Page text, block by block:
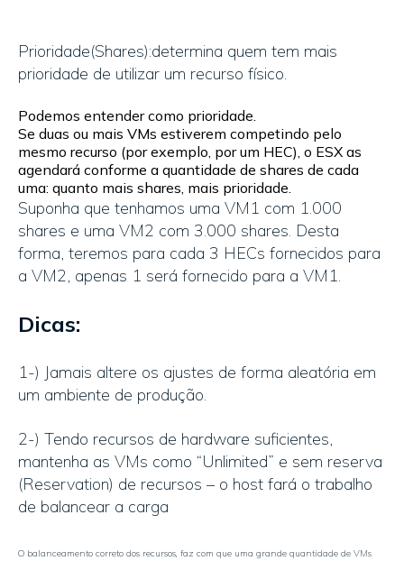
Prioridade(Shares):determina quem tem mais
prioridade de utilizar um recurso físico.
Podemos entender como prioridade.
Se duas ou mais VMs estiverem competindo pelo
mesmo recurso (por exemplo, por um HEC), o ESX as
agendará conforme a quantidade de shares de cada
uma: quanto mais shares, mais prioridade.
Suponha que tenhamos uma VM1 com 1.000
shares e uma VM2 com 3.000 shares. Desta
forma, teremos para cada 3 HECs fornecidos para
a VM2, apenas 1 será fornecido para a VM1.
Dicas:
1-) Jamais altere os ajustes de forma aleatória em
um ambiente de produção.
2-) Tendo recursos de hardware suficientes,
mantenha as VMs como “Unlimited” e sem reserva
(Reservation) de recursos – o host fará o trabalho
de balancear a carga
O balanceamento correto dos recursos, faz com que uma grande quantidade de VMs